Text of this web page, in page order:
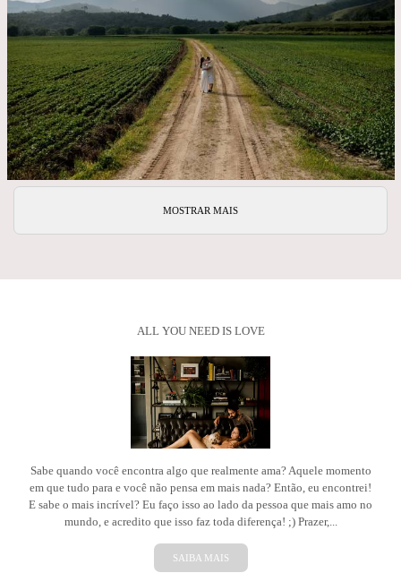
MOSTRAR MAIS
ALL YOU NEED IS LOVE
Sabe quando você encontra algo que realmente ama? Aquele momento
em que tudo para e você não pensa em mais nada? Então, eu encontrei!
E sabe o mais incrível? Eu faço isso ao lado da pessoa que mais amo no
mundo, e acredito que isso faz toda diferença! ;) Prazer,...
SAIBA MAIS